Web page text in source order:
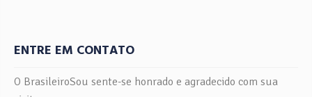
ENTRE EM CONTATO
O BrasileiroSou sente-se honrado e agradecido com sua